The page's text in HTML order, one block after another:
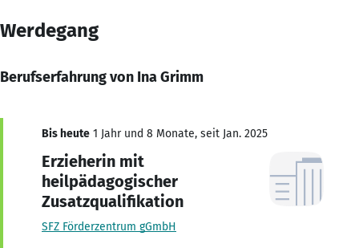
Werdegang
Berufserfahrung von Ina Grimm
Bis heute 1 Jahr und 8 Monate, seit Jan. 2025
Erzieherin mit
heilpädagogischer
Zusatzqualifikation
SFZ Förderzentrum gGmbH